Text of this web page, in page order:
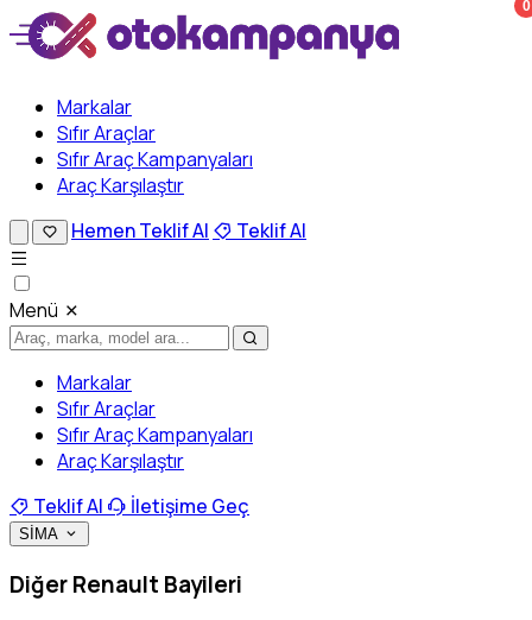
Markalar
Sıfır Araçlar
Sıfır Araç Kampanyaları
Araç Karşılaştır
0
Hemen Teklif Al Teklif Al
Menü
Markalar
Sıfır Araçlar
Sıfır Araç Kampanyaları
Araç Karşılaştır
Teklif Al
İletişime Geç
SİMA
Diğer Renault Bayileri